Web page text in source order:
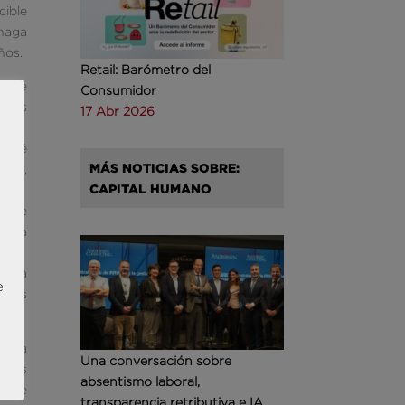
de
la
la
las
que
Retail: Barómetro del
Consumidor
17 Abr 2026
MÁS NOTICIAS SOBRE:
CAPITAL HUMANO
Una conversación sobre
absentismo laboral,
transparencia retributiva e IA